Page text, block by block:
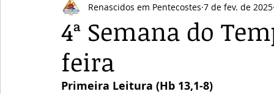
Pentecostes Galeria Orações Saúde
4ª Semana do
feira
Renascidos em Pentecostes 7 de fev. de 2025
Primeira Leitura (Hb 13,1-8)